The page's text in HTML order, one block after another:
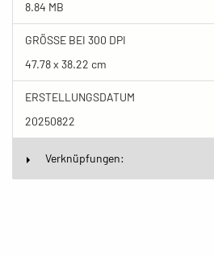
8.84 MB
GRÖSSE BEI 300 DPI
47.78 x 38.22 cm
ERSTELLUNGSDATUM
20250822
Verknüpfungen: